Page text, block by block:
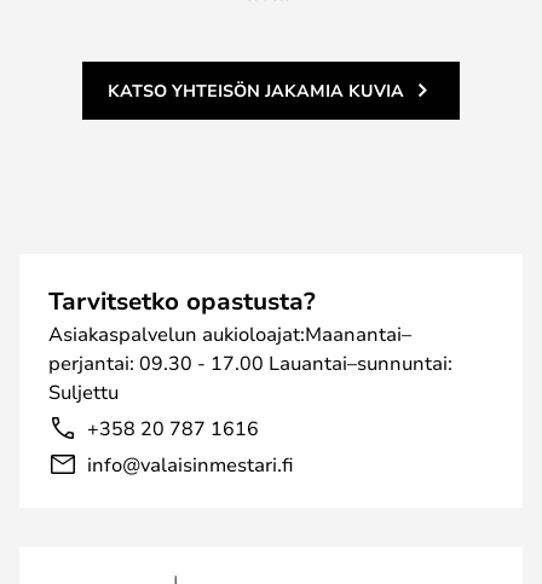
KATSO YHTEISÖN JAKAMIA KUVIA
Tarvitsetko opastusta?
Asiakaspalvelun aukioloajat:Maanantai–
perjantai: 09.30 - 17.00 Lauantai–sunnuntai:
Suljettu
+358 20 787 1616
info@valaisinmestari.fi